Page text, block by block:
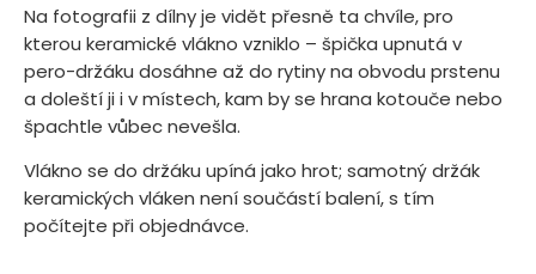
Na fotografii z dílny je vidět přesně ta chvíle, pro
kterou keramické vlákno vzniklo – špička upnutá v
pero-držáku dosáhne až do rytiny na obvodu prstenu
a doleští ji i v místech, kam by se hrana kotouče nebo
špachtle vůbec nevešla.
Vlákno se do držáku upíná jako hrot; samotný držák
keramických vláken není součástí balení, s tím
počítejte při objednávce.